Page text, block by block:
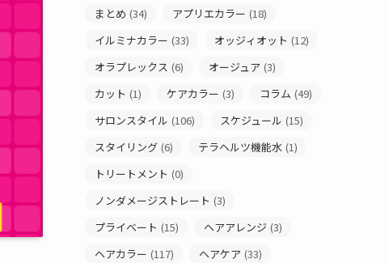
まとめ (34) アプリエカラー (18)
イルミナカラー (33) オッジィオット (12)
オラプレックス (6) オージュア (3)
カット (1) ケアカラー (3) コラム (49)
サロンスタイル (106) スケジュール (15)
スタイリング (6) テラヘルツ機能水 (1)
トリートメント (0)
ノンダメージストレート (3)
プライベート (15) ヘアアレンジ (3)
ヘアカラー (117) ヘアケア (33)